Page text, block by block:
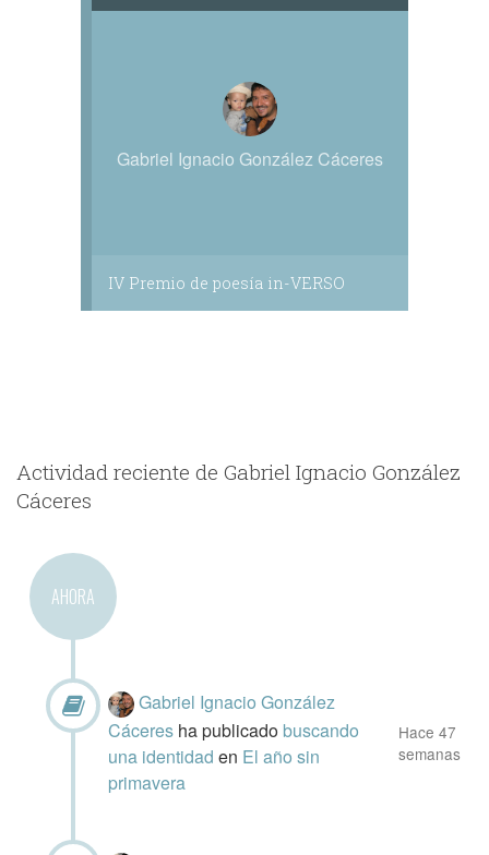
Gabriel Ignacio González Cáceres
IV Premio de poesía in-VERSO
Actividad reciente de Gabriel Ignacio González
Cáceres
AHORA
Gabriel Ignacio González
Cáceres ha publicado buscando
una identidaden El año sin
primavera
Hace 47
semanas